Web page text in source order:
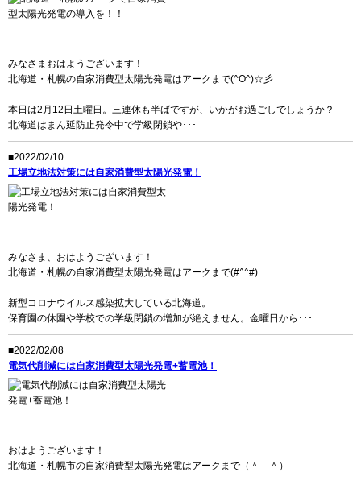
みなさまおはようございます！
北海道・札幌の自家消費型太陽光発電はアークまで(^O^)☆彡
本日は2月12日土曜日。三連休も半ばですが、いかがお過ごしでしょうか？
北海道はまん延防止発令中で学級閉鎖や･･･
■2022/02/10
工場立地法対策には自家消費型太陽光発電！
みなさま、おはようございます！
北海道・札幌の自家消費型太陽光発電はアークまで(#^^#)
新型コロナウイルス感染拡大している北海道。
保育園の休園や学校での学級閉鎖の増加が絶えません。金曜日から･･･
■2022/02/08
電気代削減には自家消費型太陽光発電+蓄電池！
おはようございます！
北海道・札幌市の自家消費型太陽光発電はアークまで（＾－＾）